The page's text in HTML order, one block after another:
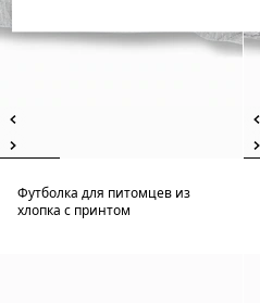
Футболка для питомцев из
хлопка с принтом